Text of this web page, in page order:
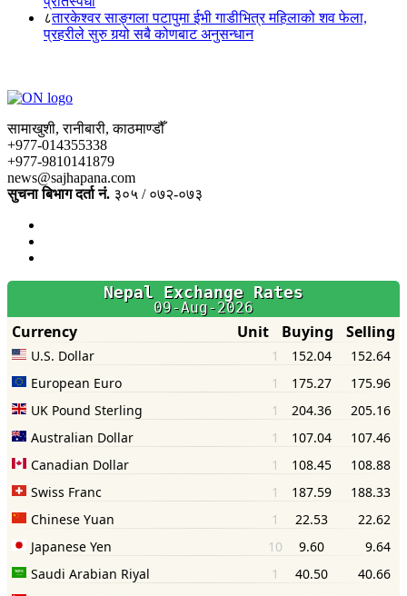
८तारकेश्वर साङ्गला पटापुमा ईभी गाडीभित्र महिलाको शव फेला,
प्रहरीले सुरु गर्‍यो सबै कोणबाट अनुसन्धान
सामाखुशी, रानीबारी, काठमाण्डौँ
+977-014355338
+977-9810141879
news@sajhapana.com
सुचना बिभाग दर्ता नं. ३०५ / ०७२-०७३